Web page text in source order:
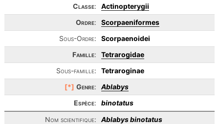
Classe:
Actinopterygii
Ordre:
Scorpaeniformes
Sous-Ordre:
Scorpaenoidei
Famille:
Tetrarogidae
Sous-famille:
Tetraroginae
[*] Genre:
Ablabys
Espèce:
binotatus
Nom scientifique:
Ablabys binotatus